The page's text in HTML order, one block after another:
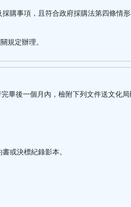
購事項，且符合政府採購法第四條情
定辦理。
畢後一個月內，檢附下列文件送文化
或決標紀錄影本。